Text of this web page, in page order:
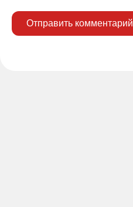
Отправить комментарий